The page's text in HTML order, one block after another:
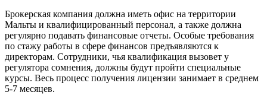
Брокерская компания должна иметь офис на территории
Мальты и квалифицированный персонал, а также должна
регулярно подавать финансовые отчеты. Особые требования
по стажу работы в сфере финансов предъявляются к
директорам. Сотрудники, чья квалификация вызовет у
регулятора сомнения, должны будут пройти специальные
курсы. Весь процесс получения лицензии занимает в среднем
5-7 месяцев.